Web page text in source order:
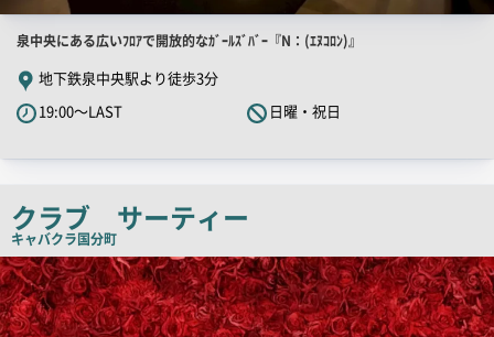
店
舗
PR
キ
コ
ピ
ー
泉中央にある広いﾌﾛｱで開放的なｶﾞｰﾙｽﾞﾊﾞｰ『N：(ｴﾇｺﾛﾝ)』
地下鉄泉中央駅より徒歩3分
19:00～LAST
日曜・祝日
クラブ サーティー
キャバクラ国分町
店
舗
PR
画
像